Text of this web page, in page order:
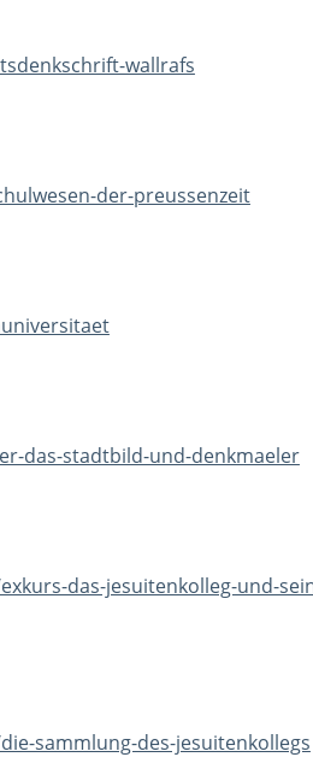
wallrafs
der-preussenzeit
das-stadtbild-und-denkmaeler
das-jesuitenkolleg-und-
sammlung-des-jesuitenkollegs